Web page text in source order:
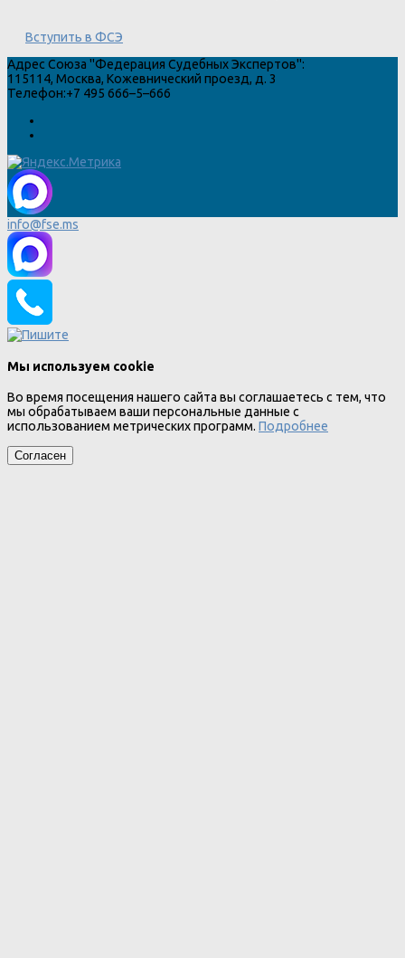
Вступить в ФСЭ
Адрес Союза "Федерация Судебных Экспертов":
115114, Москва, Кожевнический проезд, д. 3
Телефон:+7 495 666–5–666
info@fse.ms
Мы используем cookie
Во время посещения нашего сайта вы соглашаетесь с тем, что
мы обрабатываем ваши персональные данные с
использованием метрических программ. Подробнее
Согласен